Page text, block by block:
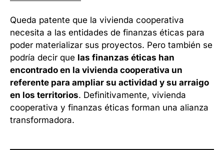
Queda patente que la vivienda cooperativa
necesita a las entidades de finanzas éticas para
poder materializar sus proyectos. Pero también se
podría decir que las finanzas éticas han
encontrado en la vivienda cooperativa un
referente para ampliar su actividad y su arraigo
en los territorios. Definitivamente, vivienda
cooperativa y finanzas éticas forman una alianza
transformadora.